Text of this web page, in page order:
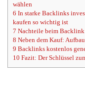
wählen
6 In starke Backlinks
kaufen so wichtig ist
7 Nachteile beim
8 Neben dem Kauf:
9 Backlinks kostenlos
10 Fazit: Der Schlüssel